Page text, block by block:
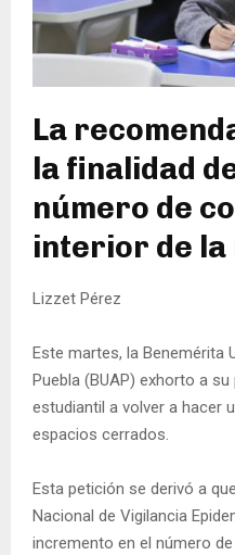
La
la finalidad
número de
interior de la
Lizzet Pérez
Este martes, la Benemérita
Puebla (BUAP) exhorto a
estudiantil a volver a hacer
espacios cerrados.
Esta petición se derivó a
Nacional de Vigilancia
incremento en el número